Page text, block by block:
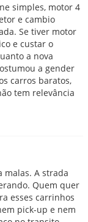
simples, motor 4
e cambio
Se tiver motor
e custar o
a nova
a gender
carros baratos,
tem relevância
malas. A strada
Quem quer
esses carrinhos
pick-up e nem